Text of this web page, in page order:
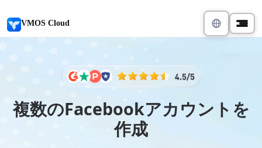
VMOS Cloud
複数のFacebookアカウントを
作成